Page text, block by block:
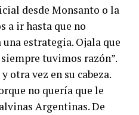
desde Monsanto o la
a ir hasta que no
estrategia. Ojala que
tuvimos razón”.
otra vez en su cabeza.
no quería que le
Argentinas. De